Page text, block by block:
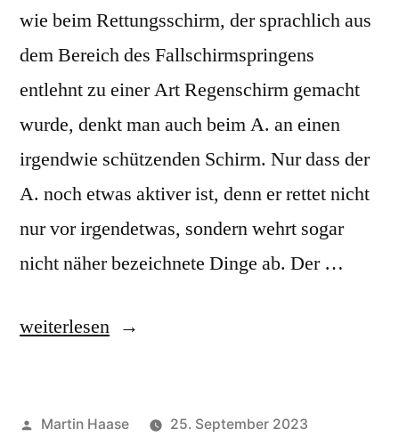
wie beim Rettungsschirm, der sprachlich aus
dem Bereich des Fallschirmspringens
entlehnt zu einer Art Regenschirm gemacht
wurde, denkt man auch beim A. an einen
irgendwie schützenden Schirm. Nur dass der
A. noch etwas aktiver ist, denn er rettet nicht
nur vor irgendetwas, sondern wehrt sogar
nicht näher bezeichnete Dinge ab. Der …
„Abwehrschirm“
weiterlesen
Veröffentlicht
Martin Haase
25. September 2023